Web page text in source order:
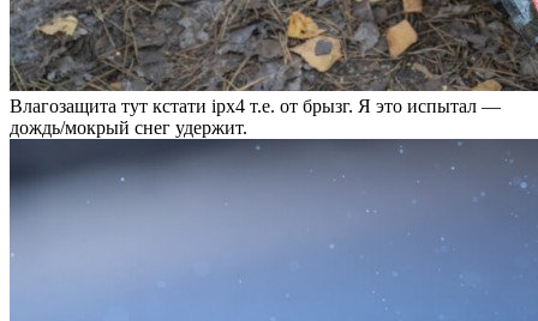
Влагозащита тут кстати ipx4 т.е. от брызг. Я это испытал —
дождь/мокрый снег удержит.